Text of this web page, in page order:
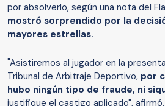
por absolverlo, según una nota del
mostró sorprendido por la
mayores estrellas.
"Asistiremos al jugador en la
Tribunal de Arbitraje Deportivo, por
hubo ningún tipo de fraude, ni
justifique el castigo aplicado", afirmó.